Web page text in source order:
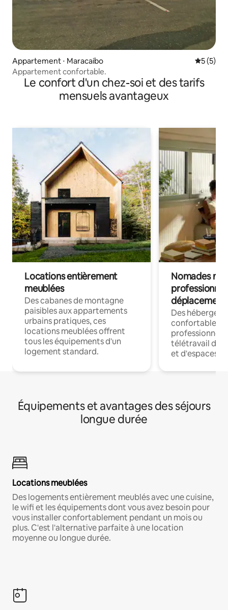
Appartement ⋅ Maracaibo
5 (5)
Appartement confortable.
Le confort d'un chez-soi et des tarifs
mensuels avantageux
Locations entièrement
meublées
Des cabanes de montagne
paisibles aux appartements
urbains pratiques, ces
locations meublées offrent
tous les équipements d'un
logement standard.
Nomades
déplacement
Des
confortables
professionnels
télétravail
et d'espaces
Équipements et avantages des séjours
longue durée
Locations meublées
Des logements entièrement meublés avec une cuisine,
le wifi et les équipements dont vous avez besoin pour
vous installer confortablement pendant un mois ou
plus. C'est l'alternative parfaite à une location
moyenne ou longue durée.